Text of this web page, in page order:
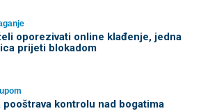
oporezivati online klađenje, jedna
prijeti blokadom
pooštrava kontrolu nad bogatima